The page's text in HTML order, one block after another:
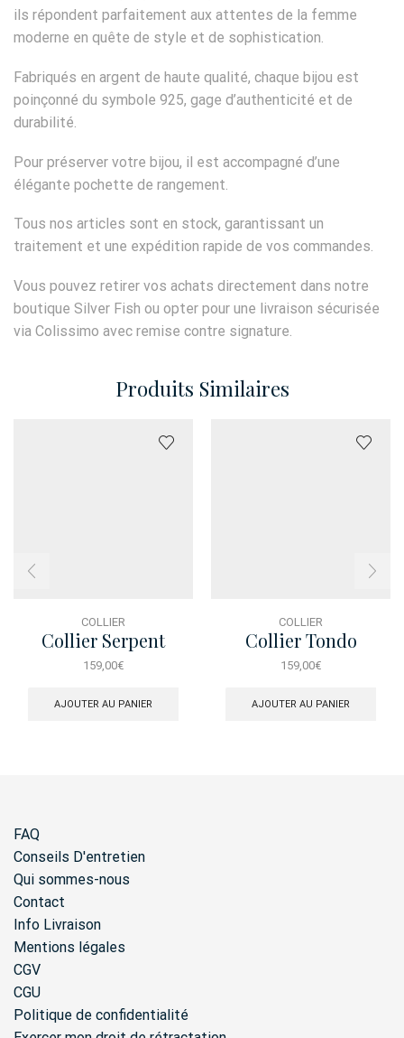
ils répondent parfaitement aux attentes de la femme
moderne en quête de style et de sophistication.
Fabriqués en argent de haute qualité, chaque bijou est
poinçonné du symbole 925, gage d’authenticité et de
durabilité.
Pour préserver votre bijou, il est accompagné d’une
élégante pochette de rangement.
Tous nos articles sont en stock, garantissant un
traitement et une expédition rapide de vos commandes.
Vous pouvez retirer vos achats directement dans notre
boutique Silver Fish ou opter pour une livraison sécurisée
via Colissimo avec remise contre signature.
Produits Similaires
COLLIER
Collier Serpent
159,00€
AJOUTER AU PANIER
COLLIER
Collier Tondo
Gourmette Pave Dore
159,00€
AJOUTER AU PANIER
FAQ
Conseils D'entretien
Qui sommes-nous
Contact
Info Livraison
Mentions légales
CGV
CGU
Politique de confidentialité